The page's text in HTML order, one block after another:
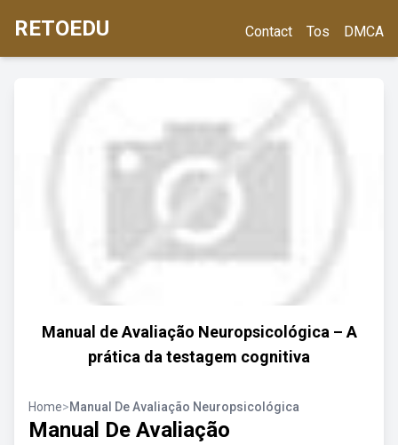
RETOEDU Contact Tos DMCA
Manual de Avaliação Neuropsicológica – A
prática da testagem cognitiva
Home>Manual De Avaliação Neuropsicológica
Manual De Avaliação